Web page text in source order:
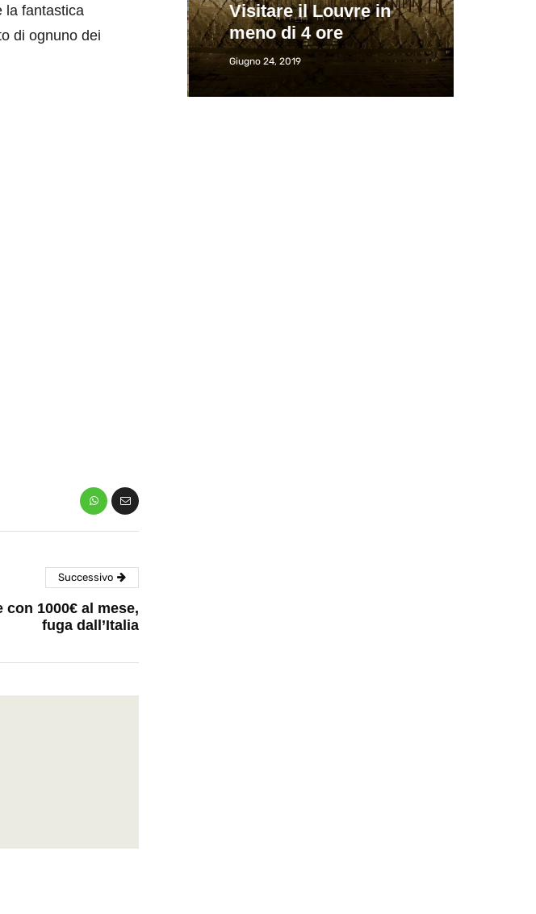
la fantastica
di ognuno dei
di aprile 2026 a
e dintorni
Visitare il Louvre in
meno di 4 ore
Giugno 24, 2019
Successivo
1000€ al mese,
fuga dall’Italia